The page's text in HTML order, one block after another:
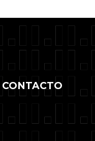
CONTACTO